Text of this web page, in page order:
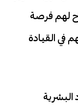
لهم فرصة
في القيادة